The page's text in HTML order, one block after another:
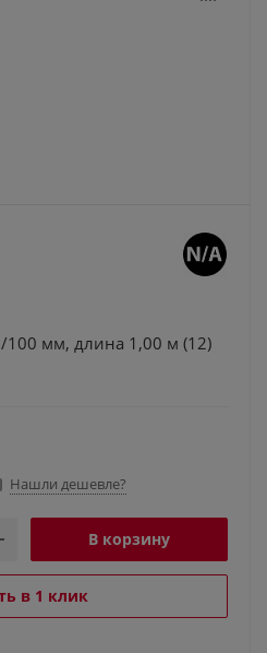
100 мм, длина 1,00 м (12)
Нашли дешевле?
В корзину
в 1 клик